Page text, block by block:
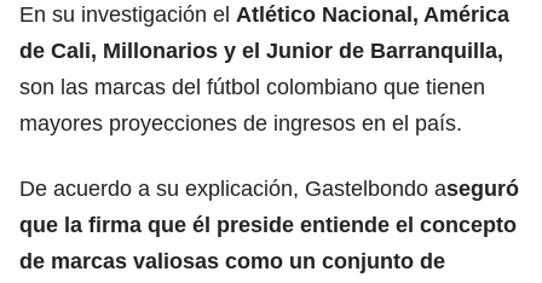
En su investigación el Atlético Nacional, América
de Cali, Millonarios y el Junior de Barranquilla,
son las marcas del fútbol colombiano que tienen
mayores proyecciones de ingresos en el país.
De acuerdo a su explicación, Gastelbondo aseguró
que la firma que él preside entiende el concepto
de marcas valiosas como un conjunto de